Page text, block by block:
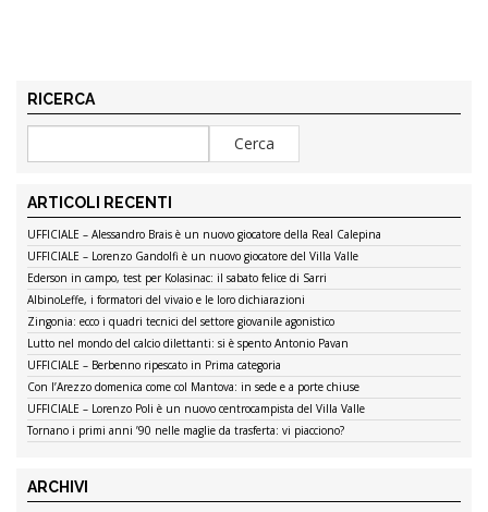
RICERCA
ARTICOLI RECENTI
UFFICIALE – Alessandro Brais è un nuovo giocatore della Real Calepina
UFFICIALE – Lorenzo Gandolfi è un nuovo giocatore del Villa Valle
Ederson in campo, test per Kolasinac: il sabato felice di Sarri
AlbinoLeffe, i formatori del vivaio e le loro dichiarazioni
Zingonia: ecco i quadri tecnici del settore giovanile agonistico
Lutto nel mondo del calcio dilettanti: si è spento Antonio Pavan
UFFICIALE – Berbenno ripescato in Prima categoria
Con l’Arezzo domenica come col Mantova: in sede e a porte chiuse
UFFICIALE – Lorenzo Poli è un nuovo centrocampista del Villa Valle
Tornano i primi anni ’90 nelle maglie da trasferta: vi piacciono?
ARCHIVI